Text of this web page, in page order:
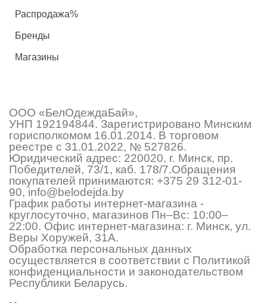
Распродажа%
Бренды
Магазины
ООО «БелОдеждаБай»,
УНП 192194844. Зарегистрировано Минским
горисполкомом 16.01.2014. В торговом
реестре с 31.01.2022, № 527826.
Юридический адрес: 220020, г. Минск, пр.
Победителей, 73/1, каб. 178/7.Обращения
покупателей принимаются: +375 29 312-01-
90, info@belodejda.by
График работы интернет-магазина -
круглосуточно, магазинов Пн–Вс: 10:00–
22:00. Офис интернет-магазина: г. Минск, ул.
Веры Хоружей, 31А.
Обработка персональных данных
осуществляется в соответствии с Политикой
конфиденциальности и законодательством
Республики Беларусь.